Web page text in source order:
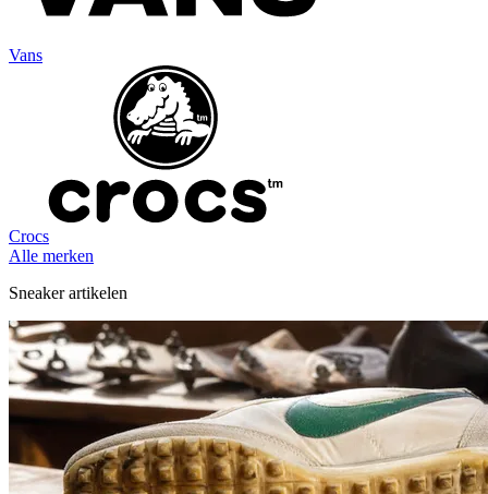
Vans
Crocs
Alle merken
Sneaker artikelen